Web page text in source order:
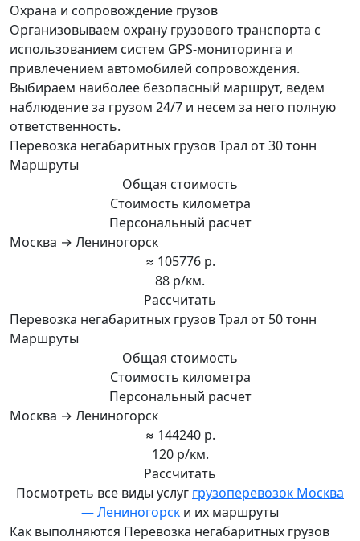
Охрана и сопровождение грузов
Организовываем охрану грузового транспорта с
использованием систем GPS-мониторинга и
привлечением автомобилей сопровождения.
Выбираем наиболее безопасный маршрут, ведем
наблюдение за грузом 24/7 и несем за него полную
ответственность.
Перевозка негабаритных грузов Трал от 30 тонн
Маршруты
Общая стоимость
Стоимость километра
Персональный расчет
Москва → Лениногорск
≈ 105776 р.
88 р/км.
Рассчитать
Перевозка негабаритных грузов Трал от 50 тонн
Маршруты
Общая стоимость
Стоимость километра
Персональный расчет
Москва → Лениногорск
≈ 144240 р.
120 р/км.
Рассчитать
Посмотреть все виды услуг грузоперевозок Москва
— Лениногорск и их маршруты
Как выполняются Перевозка негабаритных грузов